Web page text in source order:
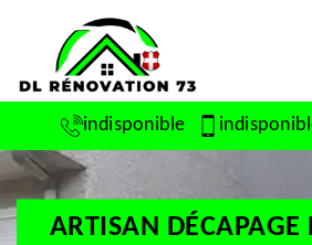
indisponible
ARTISAN DÉCAPAGE